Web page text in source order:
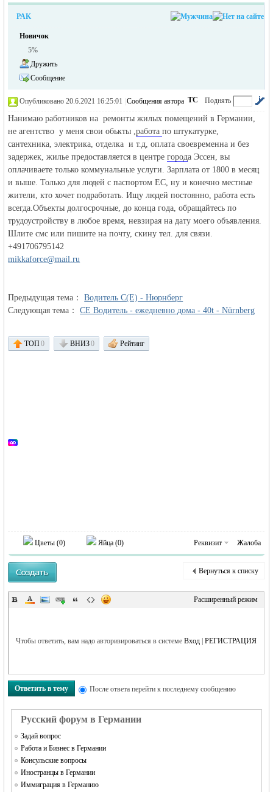
объявления в
Германии -
PAK
Новичок
5%
Дружить
Сообщение
Поднять
ТС
Опубликовано 20.6.2021 16:25:01 Сообщения автора
Нанимаю работников на ремонты жилых помещений в Германии,
не агентство у меня свои обькты ,работапо штукатурке,
сантехника, электрика, отделкa и т.д, оплата своевременна и без
задержек, жилье предоставляется в центрегорода Эссен, вы
оплачиваете только коммунальные услуги. Зарплата от 1800 в месяц
и выше. Только для людей с паспортом ЕС, ну и конечно местныe
жители, кто хочет подработать. Ищу людей постоянно, работа есть
всегда.Объекты долгосрочные, до конца года, обращайтесь по
трудоустройству в любое время, невзирая на дату моего объявления.
Шлите смс или пишите на почту, скину тел. для связи.
+491706795142
mikkaforce@mail.ru
Предыдущая тема：Водитель C(E) - Нюрнберг
Следующая тема：CЕ Водитель - ежедневно дома - 40t - Nürnberg
ТОП0 ВНИЗ0 Рейтинг
Цветы (0) Яйца (0) Реквизит Жалоба
Вернуться к списку
Расширенный режим
Чтобы ответить, вам надо авторизироваться в системеВход |РЕГИСТРАЦИЯ
Ответить в тему После ответа перейти к последнему сообщению
Русский форум в Германии
Задай вопрос
Работа и Бизнес в Германии
Консульские вопросы
Иностранцы в Германии
Иммиграция в Германию